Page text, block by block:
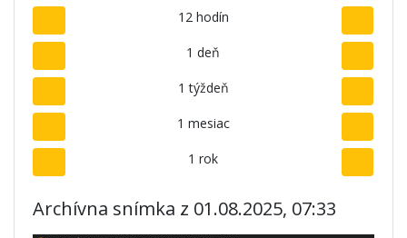
12 hodín
1 deň
1 týždeň
1 mesiac
1 rok
Archívna snímka z 01.08.2025, 07:33